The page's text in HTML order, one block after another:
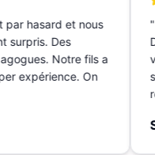
par hasard et nous
surpris. Des
Notre fils a
expérience. On